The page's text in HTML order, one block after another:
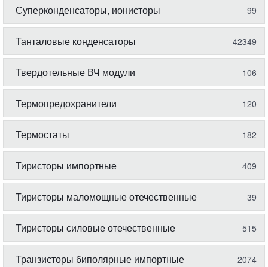
Суперконденсаторы, ионисторы 99
Танталовые конденсаторы 42349
Твердотельные ВЧ модули 106
Термопредохранители 120
Термостаты 182
Тиристоры импортные 409
Тиристоры маломощные отечественные 39
Тиристоры силовые отечественные 515
Транзисторы биполярные импортные 2074